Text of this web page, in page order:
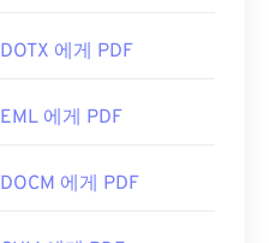
DOTX 에게 PDF
EML 에게 PDF
DOCM 에게 PDF